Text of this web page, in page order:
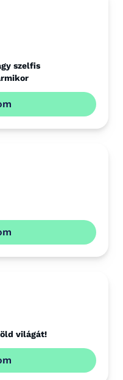
szelfis
világát!